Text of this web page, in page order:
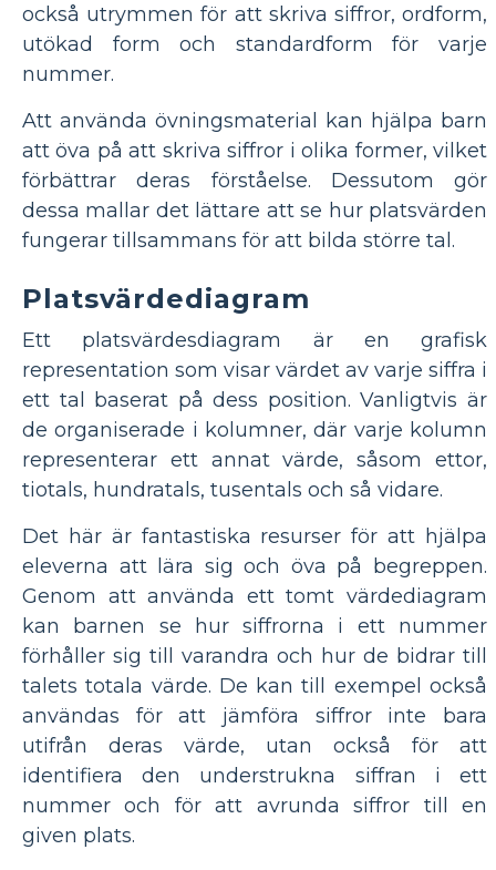
också utrymmen för att skriva siffror, ordform,
utökad form och standardform för varje
nummer.
Att använda övningsmaterial kan hjälpa barn
att öva på att skriva siffror i olika former, vilket
förbättrar deras förståelse. Dessutom gör
dessa mallar det lättare att se hur platsvärden
fungerar tillsammans för att bilda större tal.
Platsvärdediagram
Ett platsvärdesdiagram är en grafisk
representation som visar värdet av varje siffra i
ett tal baserat på dess position. Vanligtvis är
de organiserade i kolumner, där varje kolumn
representerar ett annat värde, såsom ettor,
tiotals, hundratals, tusentals och så vidare.
Det här är fantastiska resurser för att hjälpa
eleverna att lära sig och öva på begreppen.
Genom att använda ett tomt värdediagram
kan barnen se hur siffrorna i ett nummer
förhåller sig till varandra och hur de bidrar till
talets totala värde. De kan till exempel också
användas för att jämföra siffror inte bara
utifrån deras värde, utan också för att
identifiera den understrukna siffran i ett
nummer och för att avrunda siffror till en
given plats.